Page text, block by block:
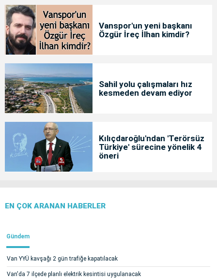
Vanspor'un yeni başkanı
Özgür İreç İlhan kimdir?
Sahil yolu çalışmaları hız
kesmeden devam ediyor
Kılıçdaroğlu'ndan 'Terörsüz
Türkiye' sürecine yönelik 4
öneri
EN ÇOK ARANAN HABERLER
Gündem
Van YYÜ kavşağı 2 gün trafiğe kapatılacak
Van'da 7 ilçede planlı elektrik kesintisi uygulanacak